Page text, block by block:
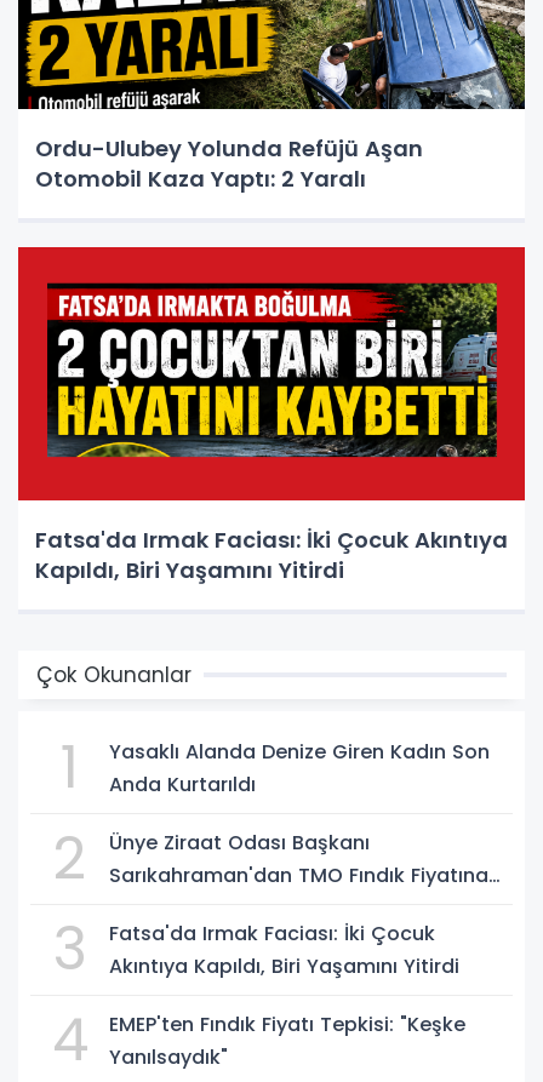
Ordu-Ulubey Yolunda Refüjü Aşan
Otomobil Kaza Yaptı: 2 Yaralı
Fatsa'da Irmak Faciası: İki Çocuk Akıntıya
Kapıldı, Biri Yaşamını Yitirdi
Çok Okunanlar
1
Yasaklı Alanda Denize Giren Kadın Son
Anda Kurtarıldı
2
Ünye Ziraat Odası Başkanı
Sarıkahraman'dan TMO Fındık Fiyatına
3
Fatsa'da Irmak Faciası: İki Çocuk
Akıntıya Kapıldı, Biri Yaşamını Yitirdi
4
EMEP'ten Fındık Fiyatı Tepkisi: "Keşke
Yanılsaydık"